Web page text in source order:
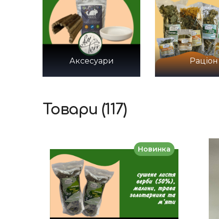
Аксесуари Раціон
Товари (117)
Новинка